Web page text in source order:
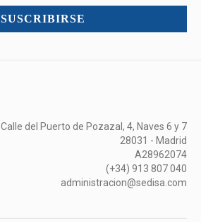
SUSCRIBIRSE
Calle del Puerto de Pozazal, 4, Naves 6 y 7
28031 - Madrid
A28962074
(+34) 913 807 040
administracion@sedisa.com